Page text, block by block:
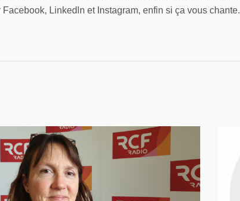
Linkedln et Instagram, enfin si ça vous chante.